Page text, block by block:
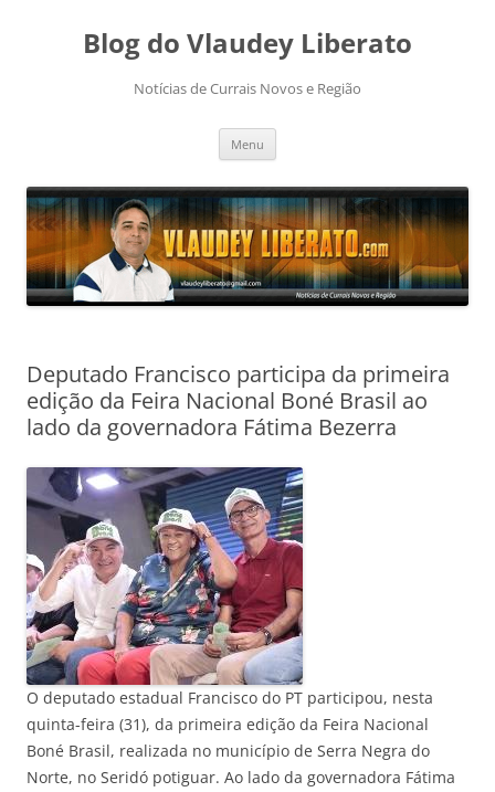
conteúdoBlog do Vlaudey Liberato
Notícias de Currais Novos e Região
Menu
Deputado Francisco participa da primeira
edição da Feira Nacional Boné Brasil ao
lado da governadora Fátima Bezerra
O deputado estadual Francisco do PT participou, nesta
quinta-feira (31), da primeira edição da Feira Nacional
Boné Brasil, realizada no município de Serra Negra do
Norte, no Seridó potiguar. Ao lado da governadora Fátima